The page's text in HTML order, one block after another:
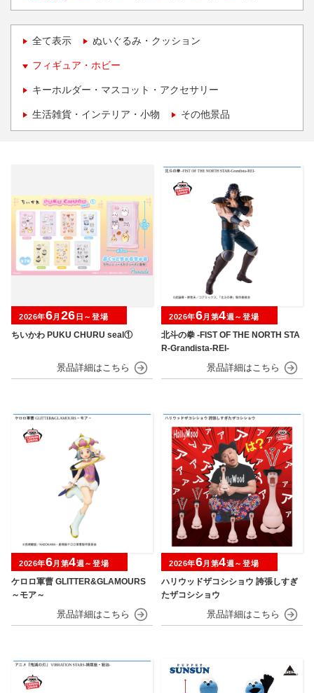
全て表示 ぬいぐるみ・クッション
フィギュア・ホビー
キーホルダー・マスコット・アクセサリー
生活雑貨・インテリア・小物 その他景品
ちいかわ PUKU CHURU seal①
2026年6月 26 日～登場
北斗の拳 -FIST OF THE NORTH STA
R-Grandista-REI-
2026年6月第4週～登場
ケロロ軍曹 GLITTER&GLAMOURS
～モア～
2026年6月第4週～登場
ハリウッドザコシショウ 誇張しすぎ
たザコシショウ
2026年6月第4週～登場